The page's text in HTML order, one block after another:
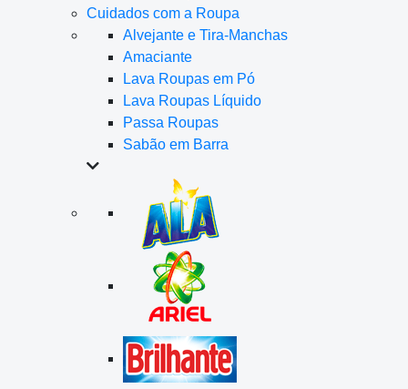
Cuidados com a Roupa
Alvejante e Tira-Manchas
Amaciante
Lava Roupas em Pó
Lava Roupas Líquido
Passa Roupas
Sabão em Barra